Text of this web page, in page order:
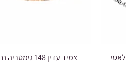
תצוגה מהירהצמיד עדין 148 גימטריה נחמן